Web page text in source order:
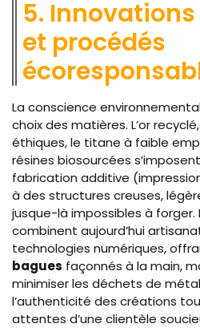
5.
et procédés
La conscience
choix des matières. L’or
éthiques, le titane à faible
résines biosourcées
fabrication additive
à des structures creuses,
jusque-là impossibles à forger.
combinent aujourd’hui
technologies numériques,
bagues façonnés à la main,
minimiser les déchets de
l’authenticité des créations
attentes d’une clientèle